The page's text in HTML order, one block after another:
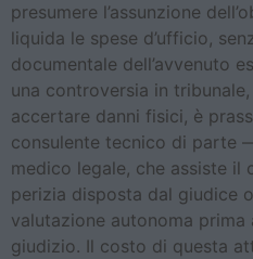
presumere l’assunzione
liquida le spese d’ufficio,
documentale dell’avvenuto
una controversia in
accertare danni fisici, è
consulente tecnico di parte
medico legale, che assiste il
perizia disposta dal giudice
valutazione autonoma
giudizio. Il costo di questa